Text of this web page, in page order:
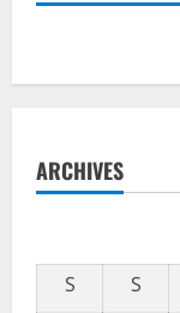
ARCHIVES
S S